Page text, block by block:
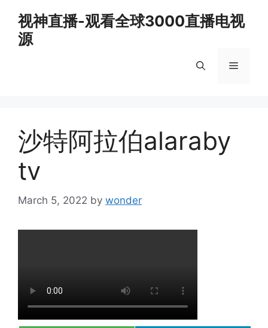
content
视神直播-观看全球3000直播电视
源
Menu
沙特阿拉伯alaraby
tv
March 5, 2022 by wonder